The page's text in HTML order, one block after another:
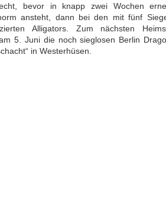
bevor in knapp zwei Wochen
ansteht, dann bei den mit fünf
Alligators. Zum nächsten
5. Juni die noch sieglosen Berlin
in Westerhüsen.